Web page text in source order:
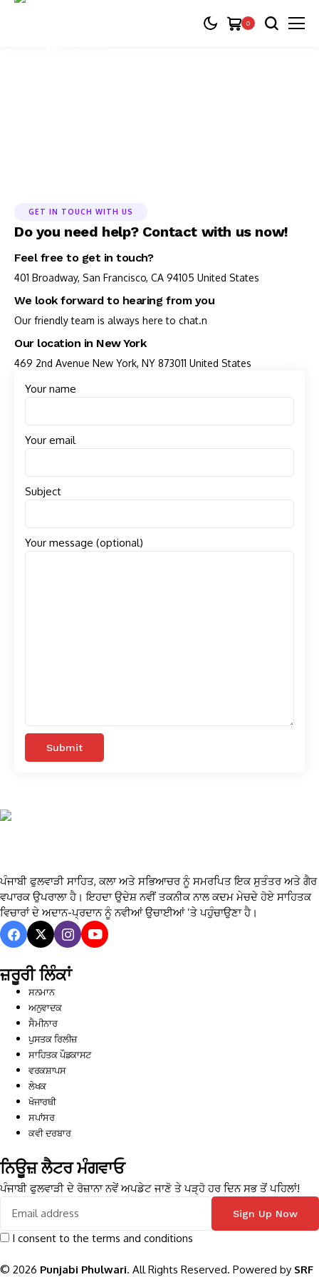
0
GET IN TOUCH WITH US
Do you need help? Contact with us now!
Feel free to get in touch?
401 Broadway, San Francisco, CA 94105 United States
We look forward to hearing from you
Our friendly team is always here to chat.n
Our location in New York
469 2nd Avenue New York, NY 873011 United States
Your name
Your email
Subject
Your message (optional)
ਪੰਜਾਬੀ ਫੁਲਵਾੜੀ ਸਾਹਿਤ, ਕਲਾ ਅਤੇ ਸਭਿਆਚਰ ਨੂੰ ਸਮਰਪਿਤ ਇਕ ਸੁਤੰਤਰ ਅਤੇ ਗੈਰ
ਵਪਾਰਕ ਉਪਰਾਲਾ ਹੈ। ਇਹਦਾ ਉਦੇਸ਼ ਨਵੀਂ ਤਕਨੀਕ ਨਾਲ ਕਦਮ ਮੇਚਦੇ ਹੋਏ ਸਾਹਿਤਕ
ਵਿਚਾਰਾਂ ਦੇ ਅਦਾਨ-ਪ੍ਰਦਾਨ ਨੂੰ ਨਵੀਆਂ ਉਚਾਈਆਂ ’ਤੇ ਪਹੁੰਚਾਉਣਾ ਹੈ।
ਜ਼ਰੂਰੀ ਲਿੰਕਾਂ
ਸਨਮਾਨ
ਅਨੁਵਾਦਕ
ਸੈਮੀਨਾਰ
ਪੁਸਤਕ ਰਿਲੀਜ਼
ਸਾਹਿਤਕ ਪੌਡਕਾਸਟ
ਵਰਕਸ਼ਾਪਸ
ਲੇਖਕ
ਖੋਜਾਰਥੀ
ਸਪਾਂਸਰ
ਕਵੀ ਦਰਬਾਰ
ਨਿਊਜ਼ ਲੈਟਰ ਮੰਗਵਾਓ
ਪੰਜਾਬੀ ਫੁਲਵਾੜੀ ਦੇ ਰੋਜ਼ਾਨਾ ਨਵੇਂ ਅਪਡੇਟ ਜਾਣੋ ਤੇ ਪੜ੍ਹੋ ਹਰ ਦਿਨ ਸਭ ਤੋਂ ਪਹਿਲਾਂ!
I consent to the terms and conditions
© 2026 Punjabi Phulwari. All Rights Reserved. Powered by SRF